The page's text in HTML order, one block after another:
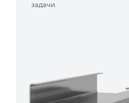
задачи.